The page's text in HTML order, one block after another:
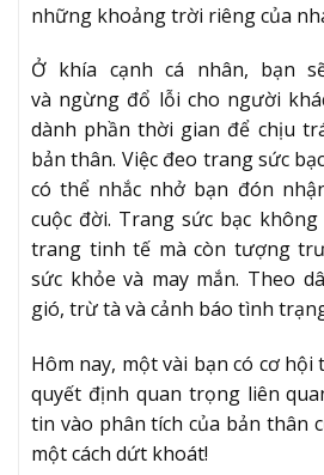
những khoảng trời riêng của
Ở khía cạnh cá nhân, bạn
và ngừng đổ lỗi cho người
dành phần thời gian để chịu
bản thân. Việc đeo trang sức
có thể nhắc nhở bạn đón
cuộc đời. Trang sức bạc
trang tinh tế mà còn tượng
sức khỏe và may mắn. Theo
gió, trừ tà và cảnh báo tình
Hôm nay, một vài bạn có cơ
quyết định quan trọng liên
tin vào phân tích của bản thân
một cách dứt khoát!